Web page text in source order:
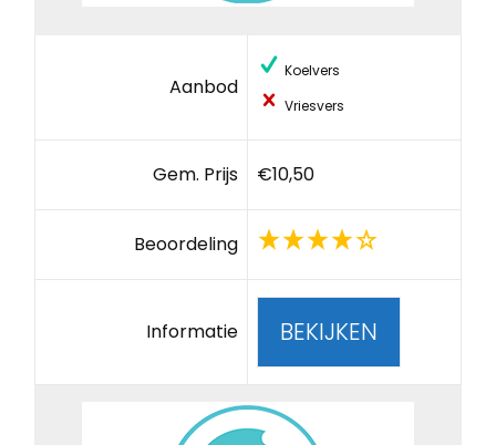
Aanbod
Koelvers
Vriesvers
Gem. Prijs €10,50
Beoordeling
Informatie BEKIJKEN